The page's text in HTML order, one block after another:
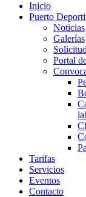
Inicio
Puerto
Noticias
Galerías
Portal
Tarifas
Servicios
Eventos
Contacto